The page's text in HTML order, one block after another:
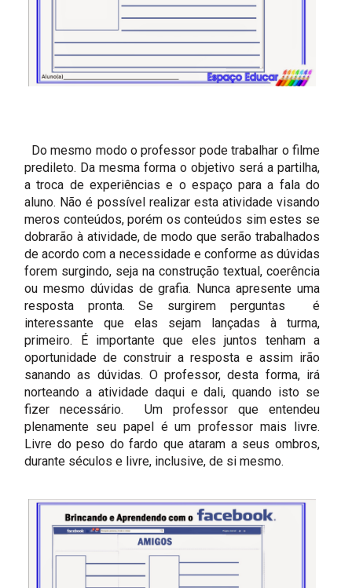
Do mesmo modo o professor pode trabalhar o filme
predileto. Da mesma forma o objetivo será a partilha,
a troca de experiências e o espaço para a fala do
aluno. Não é possível realizar esta atividade visando
meros conteúdos, porém os conteúdos sim estes se
dobrarão à atividade, de modo que serão trabalhados
de acordo com a necessidade e conforme as dúvidas
forem surgindo, seja na construção textual, coerência
ou mesmo dúvidas de grafia. Nunca apresente uma
resposta pronta. Se surgirem perguntas é
interessante que elas sejam lançadas à turma,
primeiro. É importante que eles juntos tenham a
oportunidade de construir a resposta e assim irão
sanando as dúvidas. O professor, desta forma, irá
norteando a atividade daqui e dali, quando isto se
fizer necessário. Um professor que entendeu
plenamente seu papel é um professor mais livre.
Livre do peso do fardo que ataram a seus ombros,
durante séculos e livre, inclusive, de si mesmo.